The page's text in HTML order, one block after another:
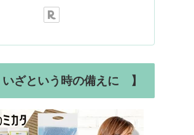
という時の備えに 】